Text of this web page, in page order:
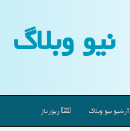
نیو وبلاگ
آرشیو نیو وبلاگ رپورتاژ